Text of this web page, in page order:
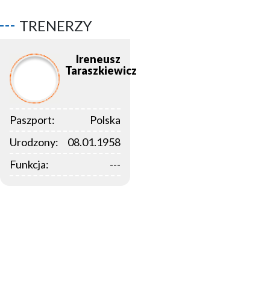
TRENERZY
Ireneusz
Taraszkiewicz
Paszport:
Polska
Urodzony:
08.01.1958
Funkcja:
---